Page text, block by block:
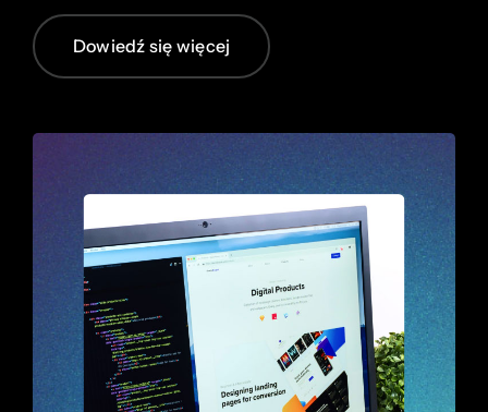
Dowiedź się więcej